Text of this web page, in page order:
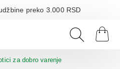
preko 3.000 RSD
za dobro varenje